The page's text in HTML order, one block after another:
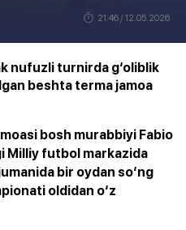
21:46 / 12.05.2026
nufuzli turnirda g‘oliblik
beshta terma jamoa
bosh murabbiyi Fabio
Milliy futbol markazida
bir oydan so‘ng
oldidan o‘z